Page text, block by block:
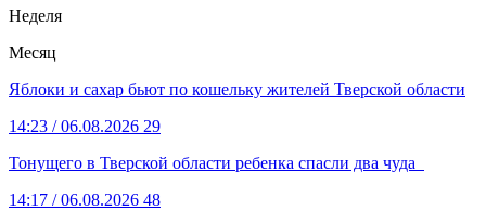
Неделя
Месяц
Яблоки и сахар бьют по кошельку жителей Тверской области
14:23 / 06.08.2026 29
Тонущего в Тверской области ребенка спасли два чуда
14:17 / 06.08.2026 48